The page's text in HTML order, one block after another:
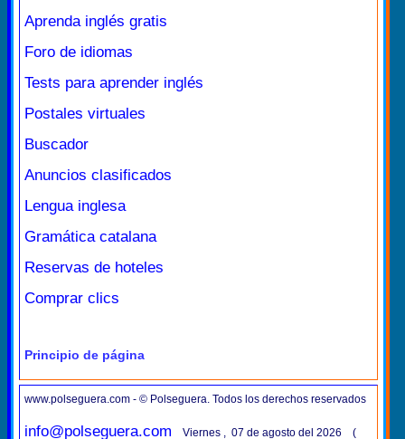
Aprenda inglés gratis
Foro de idiomas
Tests para aprender inglés
Postales virtuales
Buscador
Anuncios clasificados
Lengua inglesa
Gramática catalana
Reservas de hoteles
Comprar clics
Principio de página
www.polseguera.com - © Polseguera. Todos los derechos reservados
info@polseguera.com Viernes , 07 de agosto del 2026 (